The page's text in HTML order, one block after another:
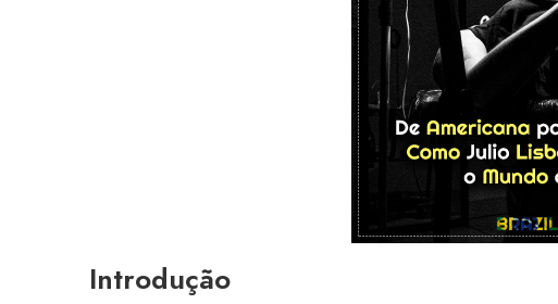
Introdução